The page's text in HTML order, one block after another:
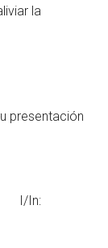
la
presentación